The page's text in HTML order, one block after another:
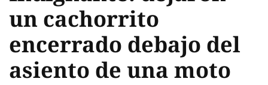
un cachorrito
encerrado debajo del
asiento de una moto